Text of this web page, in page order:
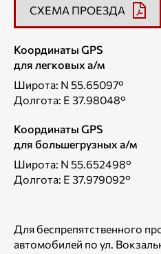
СХЕМА ПРОЕЗДА
Координаты GPS
для легковых а/м
Широта: N 55.65097°
Долгота: E 37.98048°
Координаты GPS
для большегрузных а/м
Широта: N 55.652498°
Долгота: E 37.979092°
Для беспрепятственного
автомобилей по ул.